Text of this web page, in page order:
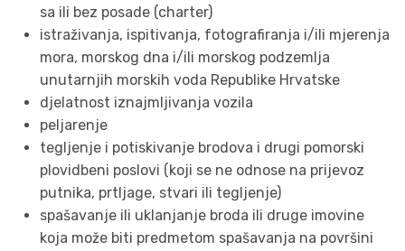
sa ili bez posade (charter)
istraživanja, ispitivanja, fotografiranja i/ili mjerenja
mora, morskog dna i/ili morskog podzemlja
unutarnjih morskih voda Republike Hrvatske
djelatnost iznajmljivanja vozila
peljarenje
tegljenje i potiskivanje brodova i drugi pomorski
plovidbeni poslovi (koji se ne odnose na prijevoz
putnika, prtljage, stvari ili tegljenje)
spašavanje ili uklanjanje broda ili druge imovine
koja može biti predmetom spašavanja na površini